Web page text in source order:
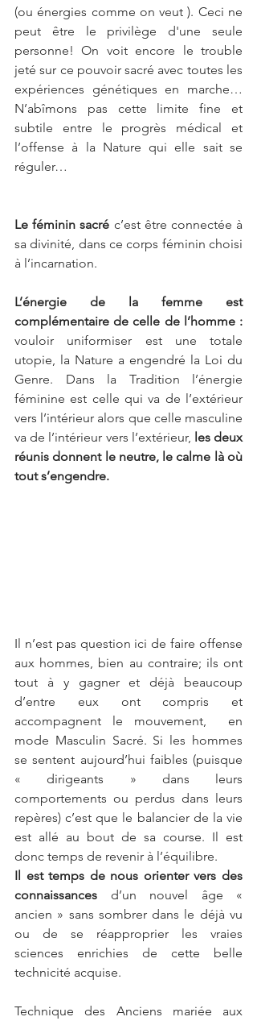
(ou énergies comme on veut ). Ceci ne
peut être le privilège d'une seule
personne! On voit encore le trouble
jeté sur ce pouvoir sacré avec toutes les
expériences génétiques en marche…
N’abîmons pas cette limite fine et
subtile entre le progrès médical et
l’offense à la Nature qui elle sait se
réguler…
Le féminin sacré c’est être connectée à
sa divinité, dans ce corps féminin choisi
à l’incarnation.
L’énergie de la femme est
complémentaire de celle de l’homme :
vouloir uniformiser est une totale
utopie, la Nature a engendré la Loi du
Genre. Dans la Tradition l’énergie
féminine est celle qui va de l’extérieur
vers l’intérieur alors que celle masculine
va de l’intérieur vers l’extérieur, les deux
réunis donnent le neutre, le calme là où
tout s’engendre.
Il n’est pas question ici de faire offense
aux hommes, bien au contraire; ils ont
tout à y gagner et déjà beaucoup
d’entre eux ont compris et
accompagnent le mouvement,  en
mode Masculin Sacré. Si les hommes
se sentent aujourd’hui faibles (puisque
« dirigeants » dans leurs
comportements ou perdus dans leurs
repères) c’est que le balancier de la vie
est allé au bout de sa course. Il est
donc temps de revenir à l’équilibre.
Il est temps de nous orienter vers des
connaissances d’un nouvel âge «
ancien » sans sombrer dans le déjà vu
ou de se réapproprier les vraies
sciences enrichies de cette belle
technicité acquise.
Technique des Anciens mariée aux